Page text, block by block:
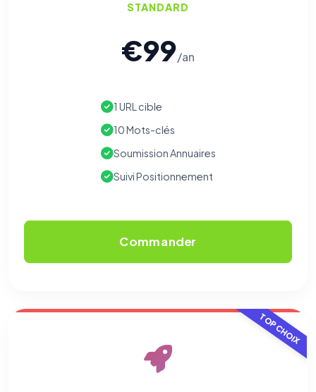
STANDARD
€99/an
1 URL cible
10 Mots-clés
Soumission Annuaires
Suivi Positionnement
Commander
TOP CHOIX